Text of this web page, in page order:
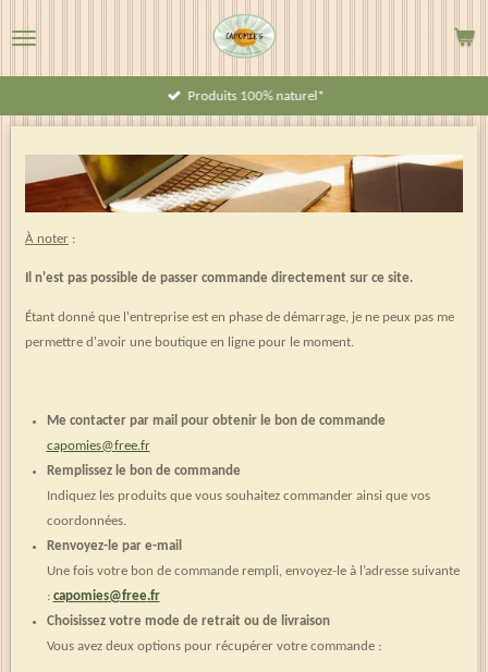
au
contenu
Produits 100% naturel*
À noter :
Il n'est pas possible de passer commande directement sur ce site.
Étant donné que l'entreprise est en phase de démarrage, je ne peux pas me
permettre d'avoir une boutique en ligne pour le moment.
Me contacter par mail pour obtenir le bon de commande
capomies@free.fr
Remplissez le bon de commande
Indiquez les produits que vous souhaitez commander ainsi que vos
coordonnées.
Renvoyez-le par e-mail
Une fois votre bon de commande rempli, envoyez-le à l’adresse suivante
: capomies@free.fr
Choisissez votre mode de retrait ou de livraison
Vous avez deux options pour récupérer votre commande :